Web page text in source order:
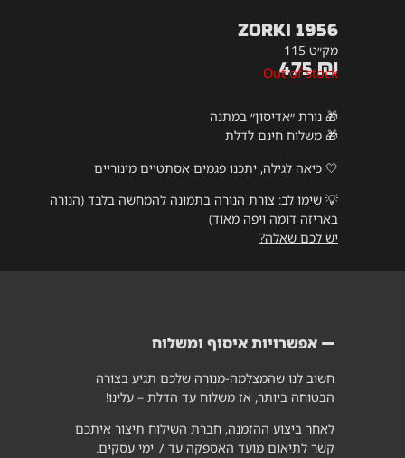
Zorki 1956
מק״ט 115
475₪
Out of stock
🎁 נורת ״אדיסון״ במתנה
🎁 משלוח חינם לדלת
🤍 כיאה לגילה, יתכנו פגמים אסתטיים מינוריים
💡 שימו לב: צורת הנורה בתמונה להמחשה בלבד (הנורה
באריזה דומה ויפה מאוד)
יש לכם שאלה?
אפשרויות איסוף ומשלוח
חשוב לנו שהמצלמה-מנורה שלכם תגיע בצורה
הבטוחה ביותר, אז משלוח עד הדלת – עלינו!
לאחר ביצוע ההזמנה, חברת השילוח תיצור איתכם
קשר לתיאום מועד האספקה עד 7 ימי עסקים.